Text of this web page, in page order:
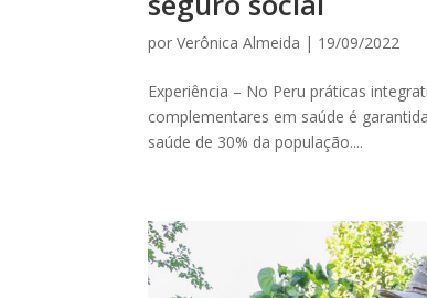
porVerônica Almeida | 19/09/2022
Experiência – No Peru práticas
complementares em saúde é
saúde de 30% da população....